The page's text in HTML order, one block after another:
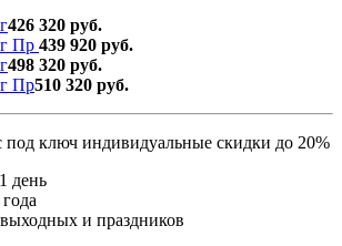
426 320 руб.
Пр 439 920 руб.
498 320 руб.
Пр510 320 руб.
ключ индивидуальные скидки до 20%
день
и праздников